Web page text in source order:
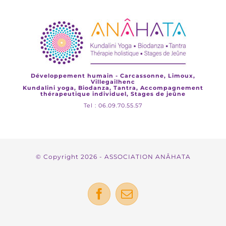
Développement humain - Carcassonne, Limoux,
Villegailhenc
Kundalini yoga, Biodanza, Tantra, Accompagnement
thérapeutique individuel, Stages de jeûne
Tel : 06.09.70.55.57
© Copyright 2026 - ASSOCIATION ANÂHATA
Facebook
Email